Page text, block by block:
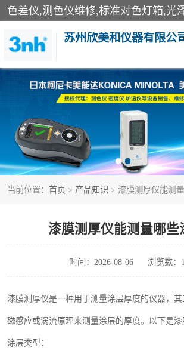
色差仪,测色仪维修,标准对色灯箱,光
苏州欣美和仪器有限公
当前位置： 首页 > 产品知识 > 漆膜测厚仪能测
漆膜测厚仪能测量哪些
时间：2026-08-06 浏览数：
漆膜测厚仪是一种用于测量涂层厚度的仪器，
磁感应或涡流原理来测量涂层的厚度。以下是
涂层类型：
3nh色差仪
分光色差仪
美能达色差计
3nh分光测色仪
光泽度仪
炉温仪维修